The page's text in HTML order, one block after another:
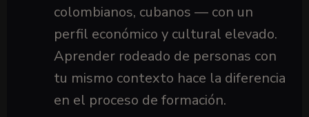
colombianos, cubanos — con un
perfil económico y cultural elevado.
Aprender rodeado de personas con
tu mismo contexto hace la diferencia
en el proceso de formación.